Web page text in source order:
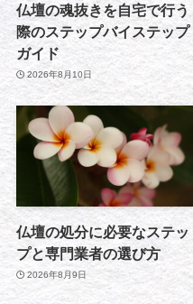
仏壇の魂抜きを自宅で行う
際のステップバイステップ
ガイド
2026年8月10日
仏壇の処分に必要なステッ
プと専門業者の選び方
2026年8月9日